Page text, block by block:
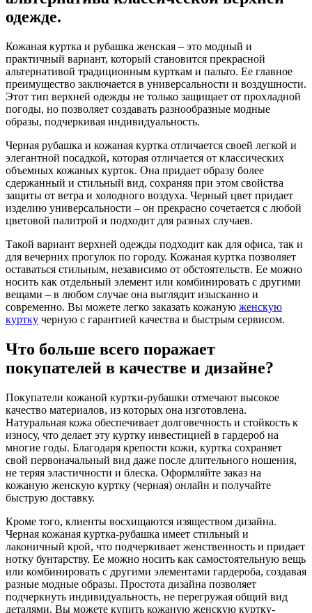
одежде.
Кожаная куртка и рубашка женская – это модный и
практичный вариант, который становится прекрасной
альтернативой традиционным курткам и пальто. Ее главное
преимущество заключается в универсальности и воздушности.
Этот тип верхней одежды не только защищает от прохладной
погоды, но позволяет создавать разнообразные модные
образы, подчеркивая индивидуальность.
Черная рубашка и кожаная куртка отличается своей легкой и
элегантной посадкой, которая отличается от классических
объемных кожаных курток. Она придает образу более
сдержанный и стильный вид, сохраняя при этом свойства
защиты от ветра и холодного воздуха. Черный цвет придает
изделию универсальности – он прекрасно сочетается с любой
цветовой палитрой и подходит для разных случаев.
Такой вариант верхней одежды подходит как для офиса, так и
для вечерних прогулок по городу. Кожаная куртка позволяет
оставаться стильным, независимо от обстоятельств. Ее можно
носить как отдельный элемент или комбинировать с другими
вещами – в любом случае она выглядит изысканно и
современно. Вы можете легко заказать кожаную женскую
куртку черную с гарантией качества и быстрым сервисом.
Что больше всего поражает
покупателей в качестве и дизайне?
Покупатели кожаной куртки-рубашки отмечают высокое
качество материалов, из которых она изготовлена.
Натуральная кожа обеспечивает долговечность и стойкость к
износу, что делает эту куртку инвестицией в гардероб на
многие годы. Благодаря крепости кожи, куртка сохраняет
свой первоначальный вид даже после длительного ношения,
не теряя эластичности и блеска. Оформляйте заказ на
кожаную женскую куртку (черная) онлайн и получайте
быструю доставку.
Кроме того, клиенты восхищаются изяществом дизайна.
Черная кожаная куртка-рубашка имеет стильный и
лаконичный крой, что подчеркивает женственность и придает
нотку бунтарству. Ее можно носить как самостоятельную вещь
или комбинировать с другими элементами гардероба, создавая
разные модные образы. Простота дизайна позволяет
подчеркнуть индивидуальность, не перегружая общий вид
деталями. Вы можете купить кожаную женскую куртку-